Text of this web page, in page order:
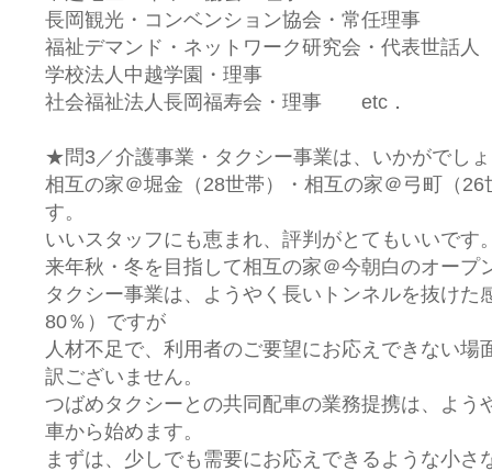
長岡観光・コンベンション協会・常任理事
福祉デマンド・ネットワーク研究会・代表世話人
学校法人中越学園・理事
社会福祉法人長岡福寿会・理事 etc．
★問3／介護事業・タクシー事業は、いかがでし
相互の家＠堀金（28世帯）・相互の家＠弓町（
す。
いいスタッフにも恵まれ、評判がとてもいいです
来年秋・冬を目指して相互の家＠今朝白のオープ
タクシー事業は、ようやく長いトンネルを抜けた
80％）ですが
人材不足で、利用者のご要望にお応えできない場
訳ございません。
つばめタクシーとの共同配車の業務提携は、よう
車から始めます。
まずは、少しでも需要にお応えできるような小さ